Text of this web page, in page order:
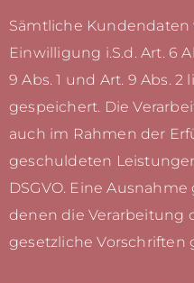
Sämtliche Kundendaten
Einwilligung i.S.d. Art. 6
9 Abs. 1 und Art. 9 Abs. 2
gespeichert. Die
auch im Rahmen der
geschuldeten Leistungen
DSGVO. Eine
denen die Verarbeitung
gesetzliche Vorschriften